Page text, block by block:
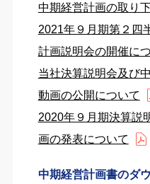
中期経営計画の取り
2021年９月期第２四
計画説明会の開催に
当社決算説明会及び
動画の公開について
2020年９月期決算説
画の発表について
中期経営計画書のダ